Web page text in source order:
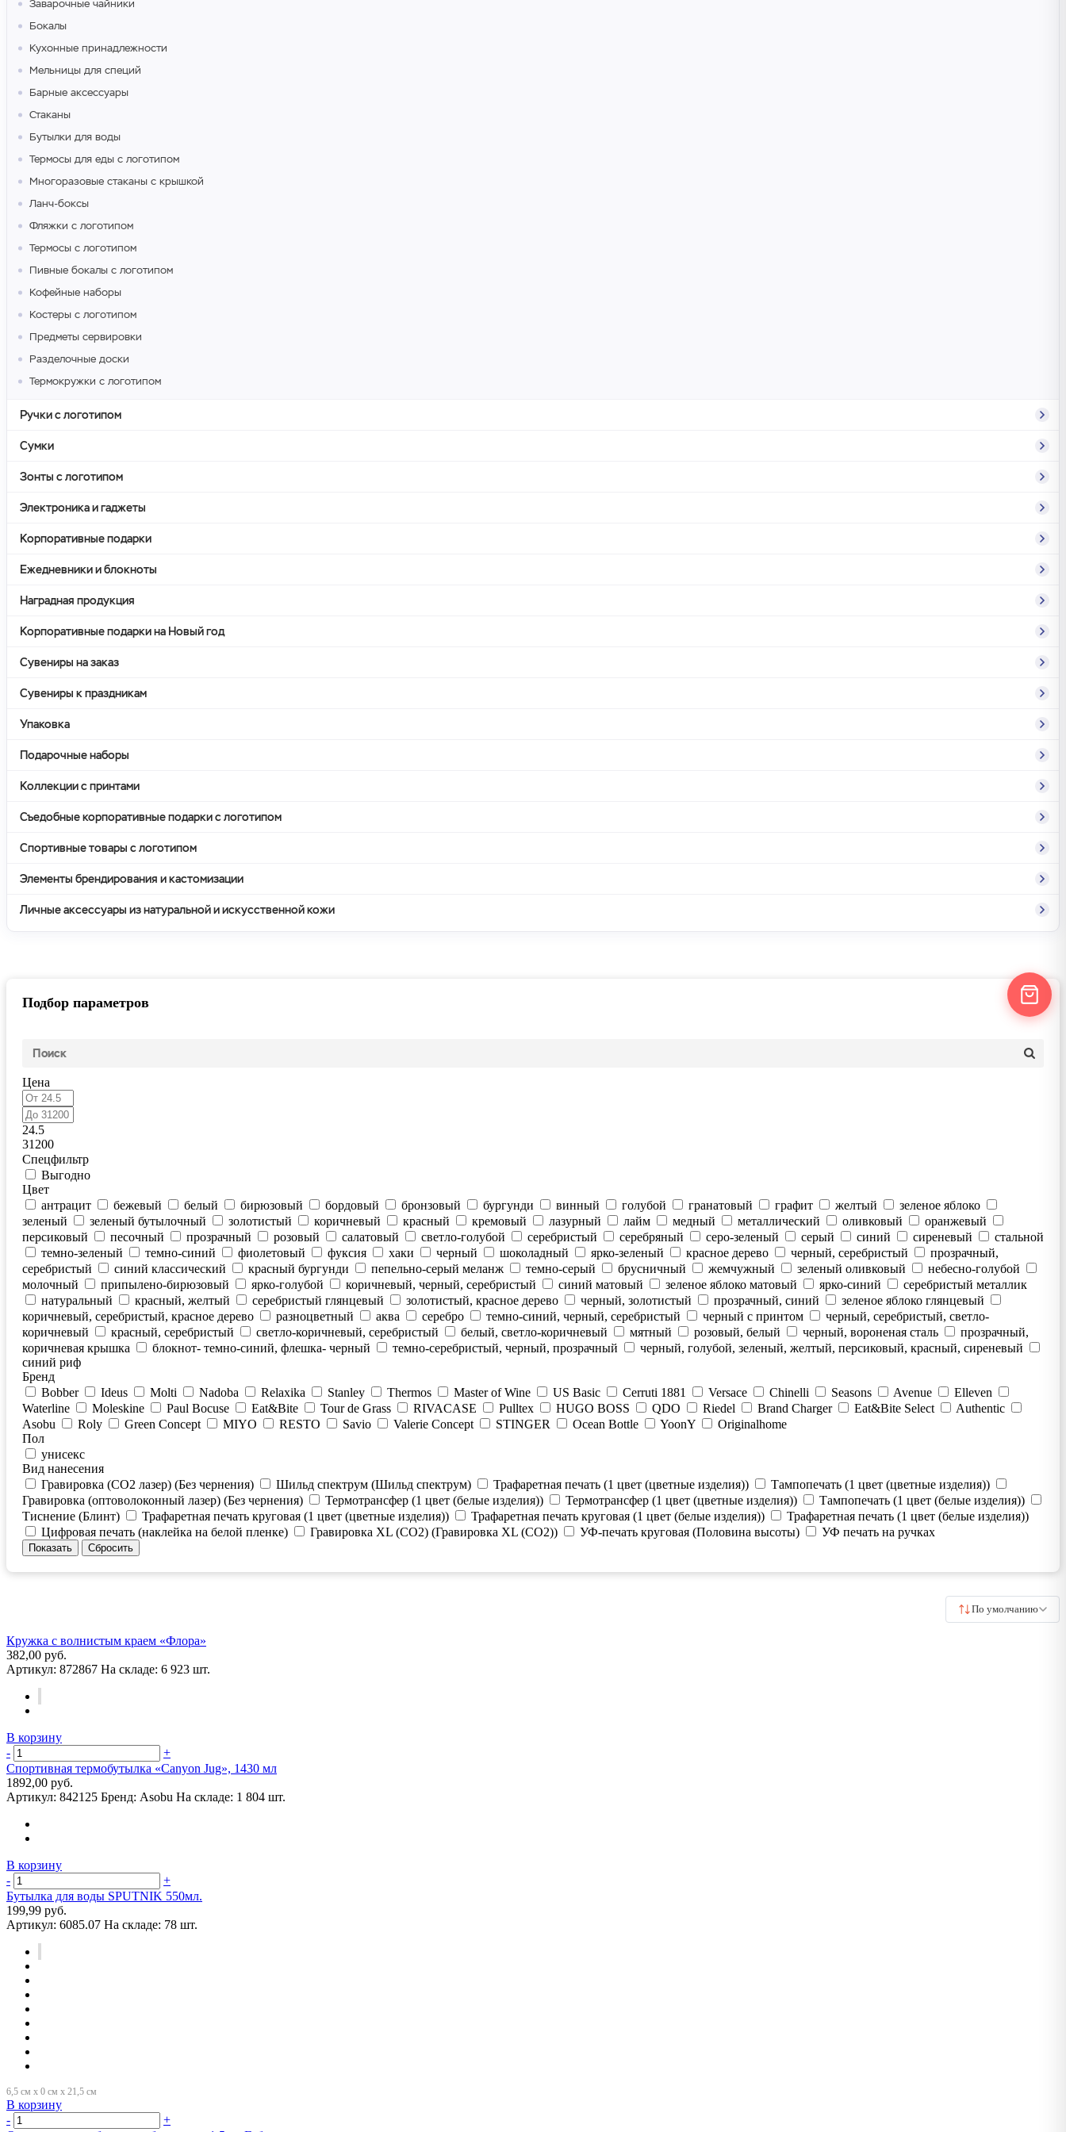
Заварочные чайники
Бокалы
Кухонные принадлежности
Мельницы для специй
Барные аксессуары
Стаканы
Бутылки для воды
Термосы для еды с логотипом
Многоразовые стаканы с крышкой
Ланч-боксы
Фляжки с логотипом
Термосы с логотипом
Пивные бокалы с логотипом
Кофейные наборы
Костеры с логотипом
Предметы сервировки
Разделочные доски
Термокружки с логотипом
Ручки с логотипом
Сумки
Зонты с логотипом
Электроника и гаджеты
Корпоративные подарки
Ежедневники и блокноты
Наградная продукция
Корпоративные подарки на Новый год
Сувениры на заказ
Сувениры к праздникам
Упаковка
Подарочные наборы
Коллекции с принтами
Съедобные корпоративные подарки с логотипом
Спортивные товары с логотипом
Элементы брендирования и кастомизации
Личные аксессуары из натуральной и искусственной кожи
Подбор параметров
Цена
24.5
31200
Спецфильтр
Выгодно
Цвет
антрацит
бежевый белый бирюзовый бордовый бронзовый бургунди винный голубой гранатовый графит желтый
зеленое яблоко
зеленый
зеленый бутылочный золотистый коричневый красный кремовый лазурный лайм медный металлический оливковый
оранжевый
персиковый
песочный прозрачный розовый салатовый светло-голубой серебристый серебряный серо-зеленый серый синий сиреневый
стальной
темно-зеленый
темно-синий фиолетовый фуксия хаки черный шоколадный ярко-зеленый красное дерево черный, серебристый
прозрачный,
серебристый
синий классический красный бургунди пепельно-серый меланж темно-серый брусничный жемчужный зеленый оливковый
небесно-голубой
молочный
припылено-бирюзовый ярко-голубой коричневый, черный, серебристый синий матовый зеленое яблоко матовый ярко-синий
серебристый металлик
натуральный
красный, желтый серебристый глянцевый золотистый, красное дерево черный, золотистый прозрачный, синий
зеленое яблоко глянцевый
коричневый, серебристый, красное дерево
разноцветный аква серебро темно-синий, черный, серебристый черный с принтом
черный, серебристый, светло-
коричневый
красный, серебристый светло-коричневый, серебристый белый, светло-коричневый мятный розовый, белый черный, вороненая сталь
прозрачный,
коричневая крышка
блокнот- темно-синий, флешка- черный темно-серебристый, черный, прозрачный
черный, голубой, зеленый, желтый, персиковый, красный, сиреневый
синий риф
Бренд
Bobber
Ideus Molti Nadoba Relaxika Stanley Thermos Master of Wine US Basic Cerruti 1881 Versace Chinelli Seasons Avenue
Elleven
Waterline
Moleskine Paul Bocuse Eat&Bite Tour de Grass RIVACASE Pulltex HUGO BOSS QDO Riedel Brand Charger Eat&Bite Select
Authentic
Asobu
Roly Green Concept MIYO RESTO Savio Valerie Concept STINGER Ocean Bottle YoonY
Originalhome
Пол
унисекс
Вид нанесения
Гравировка (CO2 лазер) (Без чернения)
Шильд спектрум (Шильд спектрум) Трафаретная печать (1 цвет (цветные изделия))
Тампопечать (1 цвет (цветные изделия))
Гравировка (оптоволоконный лазер) (Без чернения)
Термотрансфер (1 цвет (белые изделия)) Термотрансфер (1 цвет (цветные изделия))
Тампопечать (1 цвет (белые изделия))
Тиснение (Блинт)
Трафаретная печать круговая (1 цвет (цветные изделия)) Трафаретная печать круговая (1 цвет (белые изделия))
Трафаретная печать (1 цвет (белые изделия))
Цифровая печать (наклейка на белой пленке)
Гравировка XL (СО2) (Гравировка XL (СО2)) УФ-печать круговая (Половина высоты) УФ печать на ручках
По умолчанию
Кружка с волнистым краем «Флора»
382,00 руб.
Артикул: 872867 На складе: 6 923 шт.
В корзину
-
+
Спортивная термобутылка «Canyon Jug», 1430 мл
1892,00 руб.
Артикул: 842125 Бренд: Asobu На складе: 1 804 шт.
В корзину
-
+
Бутылка для воды SPUTNIK 550мл.
199,99 руб.
Артикул: 6085.07 На складе: 78 шт.
В корзину
-
+